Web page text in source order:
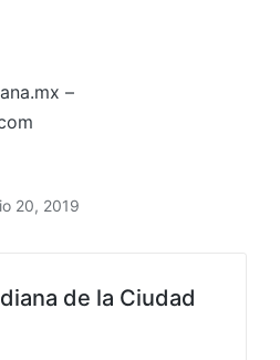
–
20, 2019
de la Ciudad